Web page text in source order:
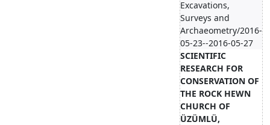
Excavations,
Surveys and
Archaeometry/2016-
05-23--2016-05-27
SCIENTIFIC
RESEARCH FOR
CONSERVATION OF
THE ROCK HEWN
CHURCH OF
ÜZÜMLÜ,